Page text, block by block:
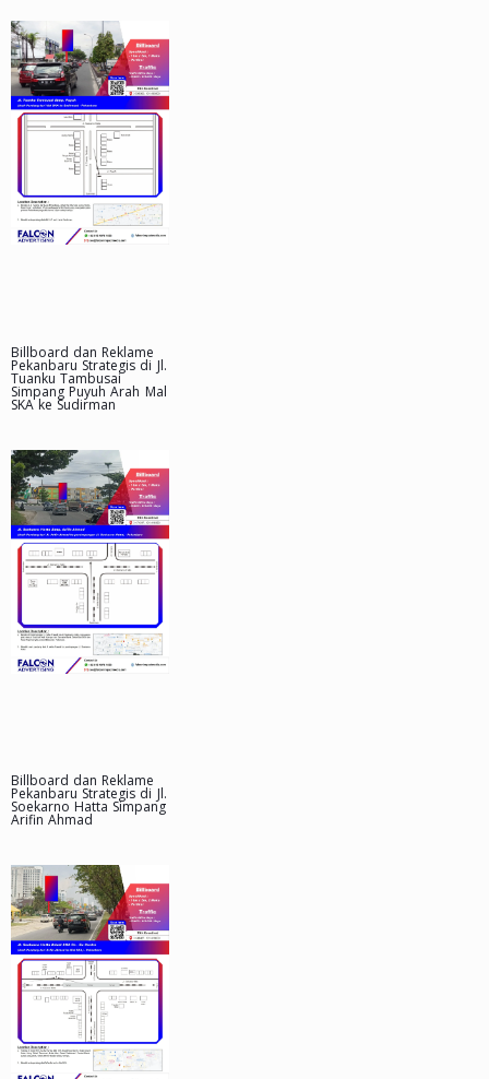
Billboard dan Reklame
Pekanbaru Strategis di Jl.
Tuanku Tambusai
Simpang Puyuh Arah Mal
SKA ke Sudirman
Billboard dan Reklame
Pekanbaru Strategis di Jl.
Soekarno Hatta Simpang
Arifin Ahmad